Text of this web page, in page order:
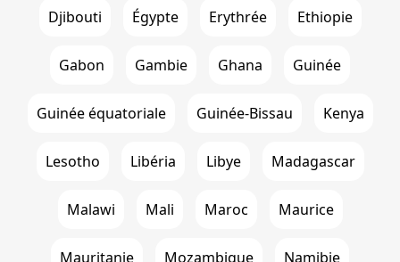
Djibouti Égypte Erythrée Ethiopie
Gabon Gambie Ghana Guinée
Guinée équatoriale Guinée-Bissau Kenya
Lesotho Libéria Libye Madagascar
Malawi Mali Maroc Maurice
Mauritanie Mozambique Namibie